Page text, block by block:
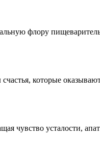
флору
которые
чувство усталости,